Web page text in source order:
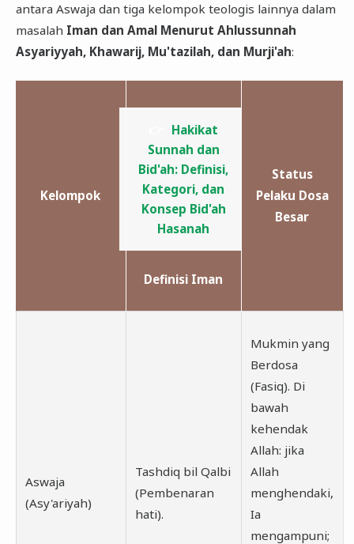
antara Aswaja dan tiga kelompok teologis lainnya dalam
masalah Iman dan Amal Menurut Ahlussunnah
Asyariyyah, Khawarij, Mu'tazilah, dan Murji'ah:
Kelompok
​Hakikat
Sunnah dan
Bid'ah: Definisi,
Kategori, dan
Konsep Bid'ah
Hasanah
Definisi Iman
Status
Pelaku Dosa
Besar
Aswaja
(Asy'ariyah)
Tashdiq bil Qalbi
(Pembenaran
hati).
Mukmin yang
Berdosa
(Fasiq). Di
bawah
kehendak
Allah: jika
Allah
menghendaki,
Ia
mengampuni;